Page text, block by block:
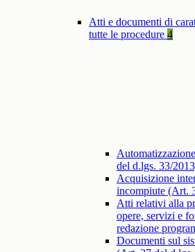
Atti e documenti di
tutte le procedure 4
del d.lgs. 33/
Acquisizione
incompiute (Art.
Atti relativi alla
opere, servizi e
redazione
Documenti sul